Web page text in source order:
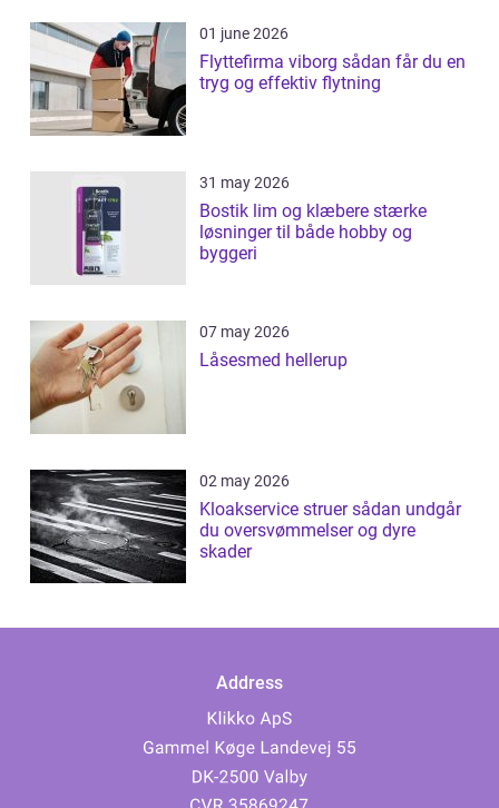
01 june 2026
Flyttefirma viborg sådan får du en
tryg og effektiv flytning
31 may 2026
Bostik lim og klæbere stærke
løsninger til både hobby og
byggeri
07 may 2026
Låsesmed hellerup
02 may 2026
Kloakservice struer sådan undgår
du oversvømmelser og dyre
skader
Address